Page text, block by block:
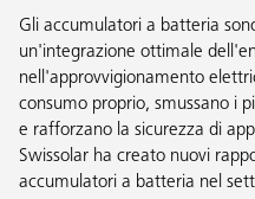
Gli accumulatori a batteria
un'integrazione ottimale
nell'approvvigionamento
consumo proprio, smussano i
e rafforzano la sicurezza di
Swissolar ha creato nuovi
accumulatori a batteria nel